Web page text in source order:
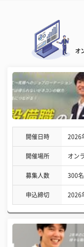
オ
開催日時 2026
開催場所 オン
募集人数 300名
申込締切 2026